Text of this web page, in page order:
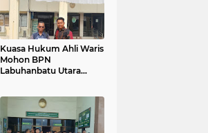
Kuasa Hukum Ahli Waris
Mohon BPN
Labuhanbatu Utara
Objek Sengketa di Aek
Kanopan